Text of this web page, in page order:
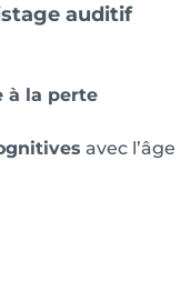
auditif
à la perte
avec l’âge